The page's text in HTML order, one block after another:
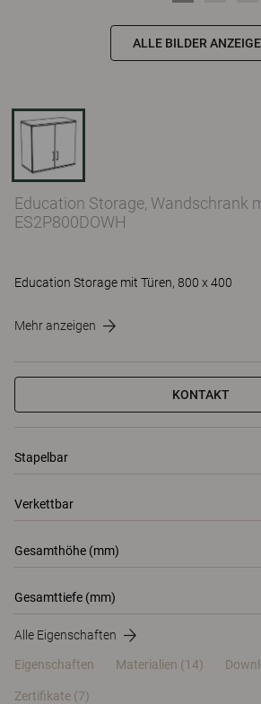
ALLE BILDER
Education Storage, Wandschrank
ES2P800DOWH
Education Storage mit Türen, 800 x 400
Mehr anzeigen
KONTAKT
Stapelbar
Verkettbar
Gesamthöhe (mm)
Gesamttiefe (mm)
Alle Eigenschaften
Eigenschaften Materialien (14)
Zertifikate (7)